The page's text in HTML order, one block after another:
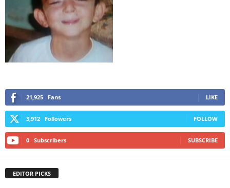
21,925 Fans LIKE
3,912 Followers FOLLOW
0 Subscribers SUBSCRIBE
EDITOR PICKS